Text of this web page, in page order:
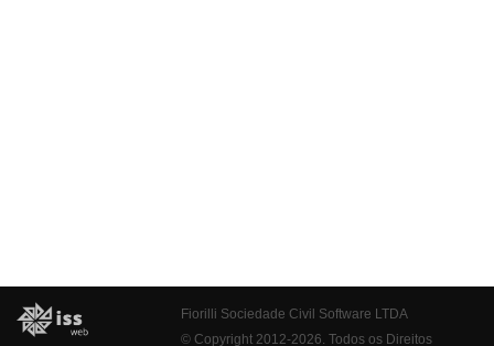
Fiorilli Sociedade Civil Software LTDA
© Copyright 2012-2026. Todos os Direitos